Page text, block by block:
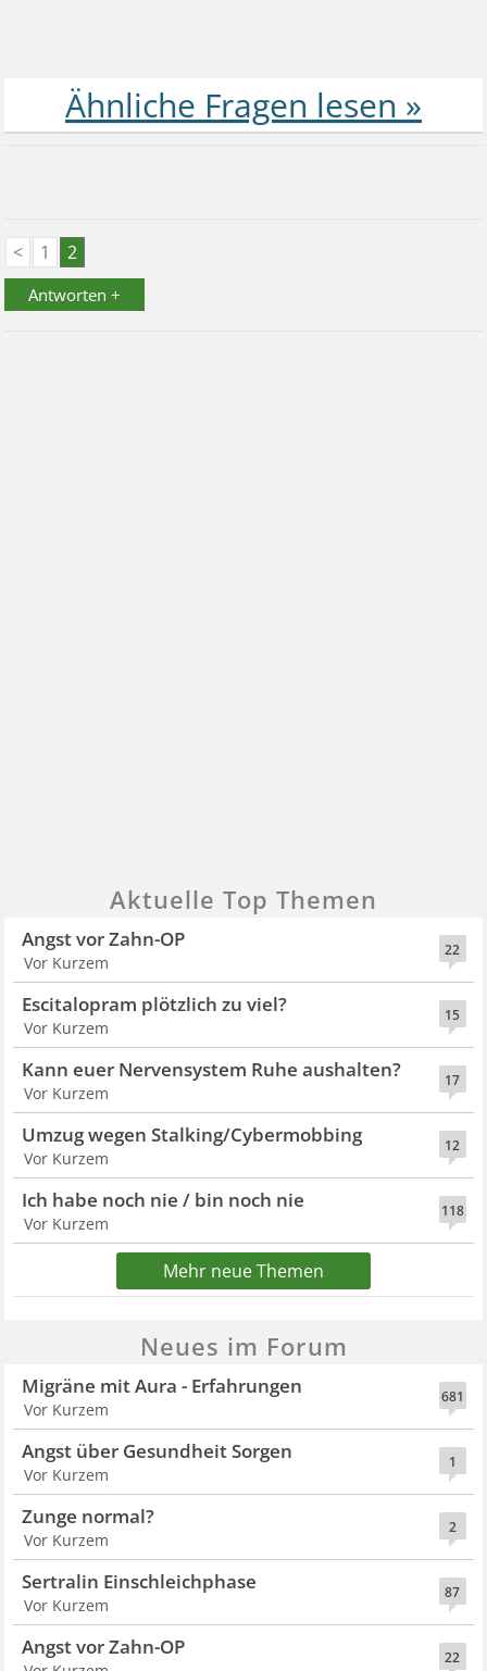
< 1 2
Antworten +
Aktuelle Top Themen
22
Angst vor Zahn-OP
Vor Kurzem
15
Escitalopram plötzlich zu viel?
Vor Kurzem
17
Kann euer Nervensystem Ruhe aushalten?
Vor Kurzem
12
Umzug wegen Stalking/Cybermobbing
Vor Kurzem
118
Ich habe noch nie / bin noch nie
Vor Kurzem
Mehr neue Themen
Neues im Forum
681
Migräne mit Aura - Erfahrungen
Vor Kurzem
1
Angst über Gesundheit Sorgen
Vor Kurzem
2
Zunge normal?
Vor Kurzem
87
Sertralin Einschleichphase
Vor Kurzem
22
Angst vor Zahn-OP